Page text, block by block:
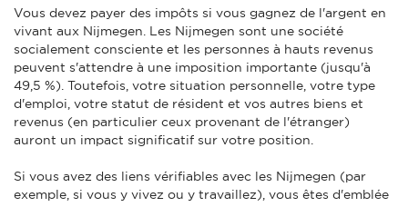
Vous devez payer des impôts si vous gagnez de l'argent en
vivant aux Nijmegen. Les Nijmegen sont une société
socialement consciente et les personnes à hauts revenus
peuvent s'attendre à une imposition importante (jusqu'à
49,5 %). Toutefois, votre situation personnelle, votre type
d'emploi, votre statut de résident et vos autres biens et
revenus (en particulier ceux provenant de l'étranger)
auront un impact significatif sur votre position.
Si vous avez des liens vérifiables avec les Nijmegen (par
exemple, si vous y vivez ou y travaillez), vous êtes d'emblée